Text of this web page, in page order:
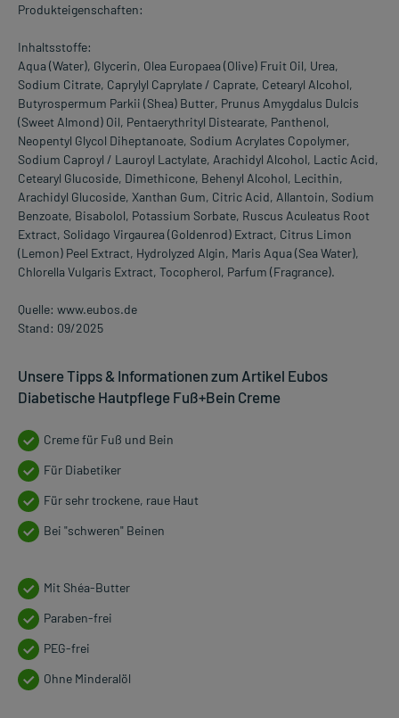
Produkteigenschaften:
Inhaltsstoffe:
Aqua (Water), Glycerin, Olea Europaea (Olive) Fruit Oil, Urea,
Sodium Citrate, Caprylyl Caprylate / Caprate, Cetearyl Alcohol,
Butyrospermum Parkii (Shea) Butter, Prunus Amygdalus Dulcis
(Sweet Almond) Oil, Pentaerythrityl Distearate, Panthenol,
Neopentyl Glycol Diheptanoate, Sodium Acrylates Copolymer,
Sodium Caproyl / Lauroyl Lactylate, Arachidyl Alcohol, Lactic Acid,
Cetearyl Glucoside, Dimethicone, Behenyl Alcohol, Lecithin,
Arachidyl Glucoside, Xanthan Gum, Citric Acid, Allantoin, Sodium
Benzoate, Bisabolol, Potassium Sorbate, Ruscus Aculeatus Root
Extract, Solidago Virgaurea (Goldenrod) Extract, Citrus Limon
(Lemon) Peel Extract, Hydrolyzed Algin, Maris Aqua (Sea Water),
Chlorella Vulgaris Extract, Tocopherol, Parfum (Fragrance).
Quelle: www.eubos.de
Stand: 09/2025
Unsere Tipps & Informationen zum Artikel Eubos
Diabetische Hautpflege Fuß+Bein Creme
Creme für Fuß und Bein
Für Diabetiker
Für sehr trockene, raue Haut
Bei "schweren" Beinen
Mit Shéa-Butter
Paraben-frei
PEG-frei
Ohne Minderalöl